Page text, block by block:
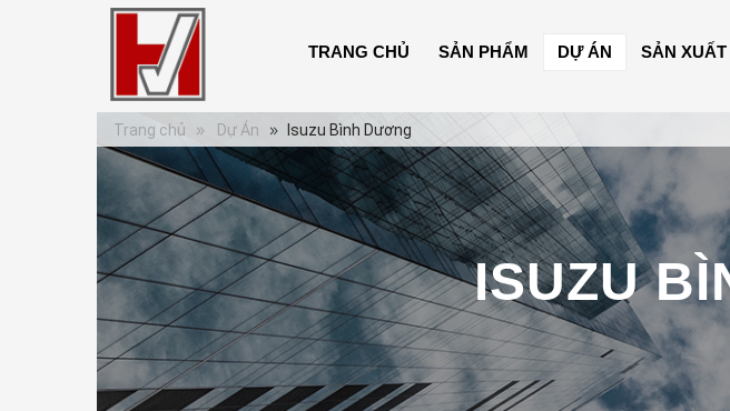
TRANG CHỦ SẢN PHẨM DỰ ÁN SẢN XUẤT
ISUZU
Trang chủ Dự Án Isuzu Bình Dương